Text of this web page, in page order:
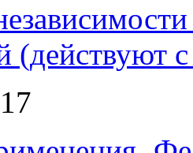
(действуют